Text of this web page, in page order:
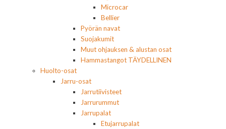
Microcar
Bellier
Pyörän navat
Suojakumit
Muut ohjauksen & alustan osat
Hammastangot TÄYDELLINEN
Huolto-osat
Jarru-osat
Jarrutiivisteet
Jarrurummut
Jarrupalat
Etujarrupalat